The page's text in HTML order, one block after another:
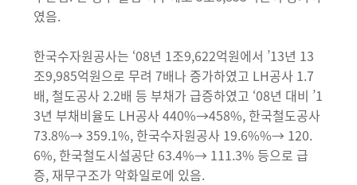
였음.
한국수자원공사는 ‘08년 1조9,622억원에서 ’13년 13
조9,985억원으로 무려 7배나 증가하였고 LH공사 1.7
배, 철도공사 2.2배 등 부채가 급증하였고 ‘08년 대비 ’1
3년 부채비율도 LH공사 440%→458%, 한국철도공사
73.8%→ 359.1%, 한국수자원공사 19.6%%→ 120.
6%, 한국철도시설공단 63.4%→ 111.3% 등으로 급
증, 재무구조가 악화일로에 있음.